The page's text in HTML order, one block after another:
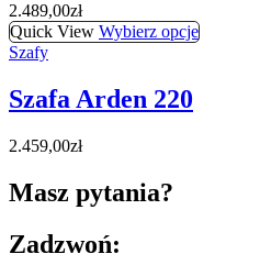
2.489,00zł
Quick View Wybierz opcje
Szafy
Szafa Arden 220
2.459,00zł
Masz pytania?
Zadzwoń: